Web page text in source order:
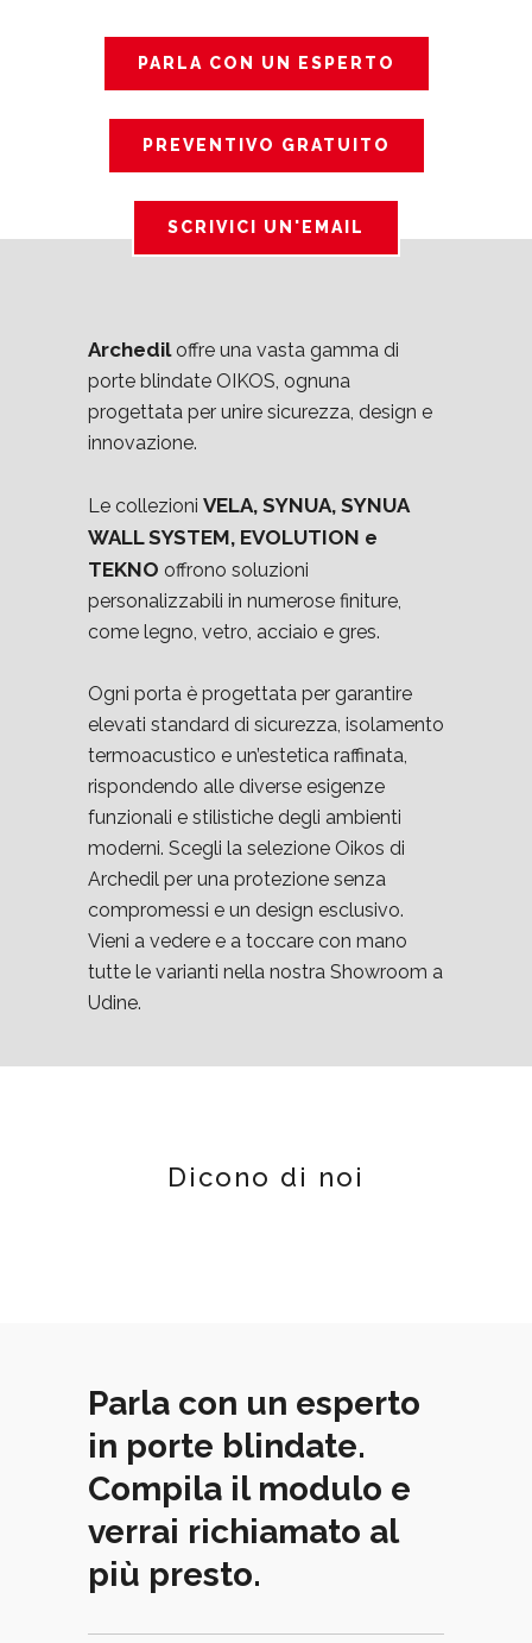
PARLA CON UN ESPERTO
PREVENTIVO GRATUITO
SCRIVICI UN'EMAIL
Archediloffre una vasta gamma di
porte blindate OIKOS, ognuna
progettata per unire sicurezza, design e
innovazione.
Le collezioni VELA, SYNUA, SYNUA
WALL SYSTEM, EVOLUTION e
TEKNO offrono soluzioni
personalizzabili in numerose finiture,
come legno, vetro, acciaio e gres.
Ogni porta è progettata per garantire
elevati standard di sicurezza, isolamento
termoacustico e un’estetica raffinata,
rispondendo alle diverse esigenze
funzionali e stilistiche degli ambienti
moderni. Scegli la selezione Oikos di
Archedil per una protezione senza
compromessi e un design esclusivo.
Vieni a vedere e a toccare con mano
tutte le varianti nella nostra Showroom a
Udine.
Dicono di noi
Parla con un esperto
in porte blindate.
Compila il modulo e
verrai richiamato al
più presto.